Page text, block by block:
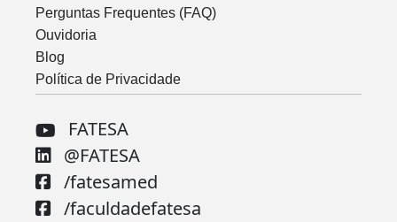
Perguntas Frequentes (FAQ)
Ouvidoria
Blog
Política de Privacidade
FATESA
@FATESA
/fatesamed
/faculdadefatesa